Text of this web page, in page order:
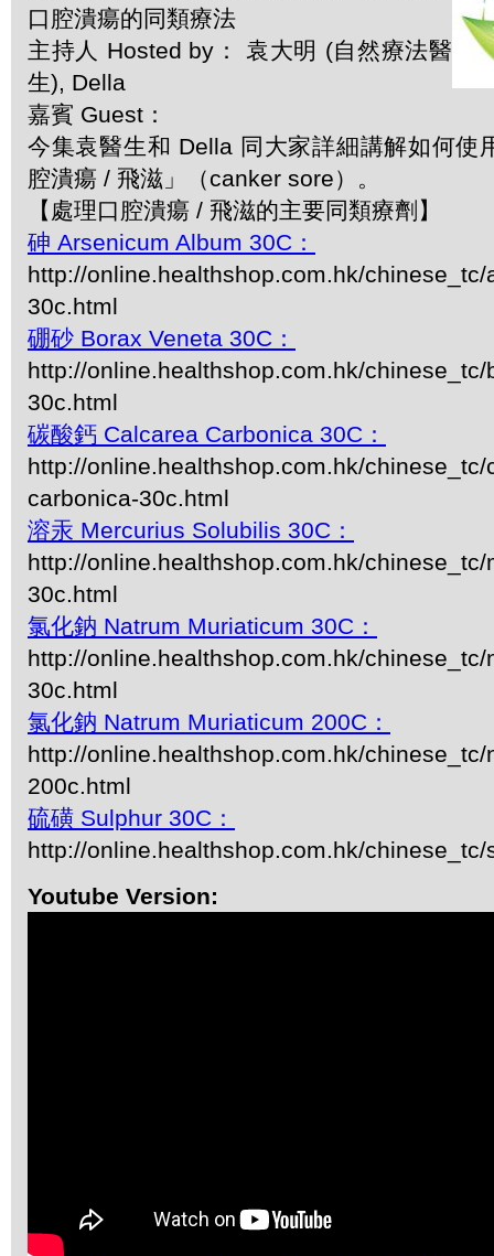
口腔潰瘍的同類療法
主持人 Hosted by： 袁大明 (自然療法醫
生), Della
嘉賓 Guest：
今集袁醫生和 Della 同大家詳細講解如何使
腔潰瘍 / 飛滋」（canker sore）。
【處理口腔潰瘍 / 飛滋的主要同類療劑】
砷 Arsenicum Album 30C：
http://online.healthshop.com.hk/
30c.html
硼砂 Borax Veneta 30C：
http://online.healthshop.com.hk/chinese_tc/
30c.html
碳酸鈣 Calcarea Carbonica 30C：
http://online.healthshop.com.hk/chinese_tc/
carbonica-30c.html
溶汞 Mercurius Solubilis 30C：
http://online.healthshop.com.hk/
30c.html
氯化鈉 Natrum Muriaticum 30C：
http://online.healthshop.com.hk/
30c.html
氯化鈉 Natrum Muriaticum 200C：
http://online.healthshop.com.hk/
200c.html
硫磺 Sulphur 30C：
http://online.healthshop.com.hk/
Youtube Version: